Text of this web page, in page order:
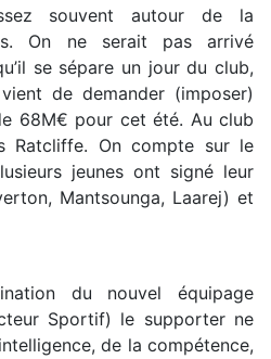
souvent autour de la
On ne serait pas arrivé
se sépare un jour du club,
de demander (imposer)
68M€ pour cet été. Au club
Ratcliffe. On compte sur le
jeunes ont signé leur
Mantsounga, Laarej) et
du nouvel équipage
Sportif) le supporter ne
de la compétence,